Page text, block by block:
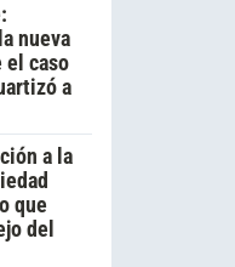
nueva
caso
a
a la
que
del